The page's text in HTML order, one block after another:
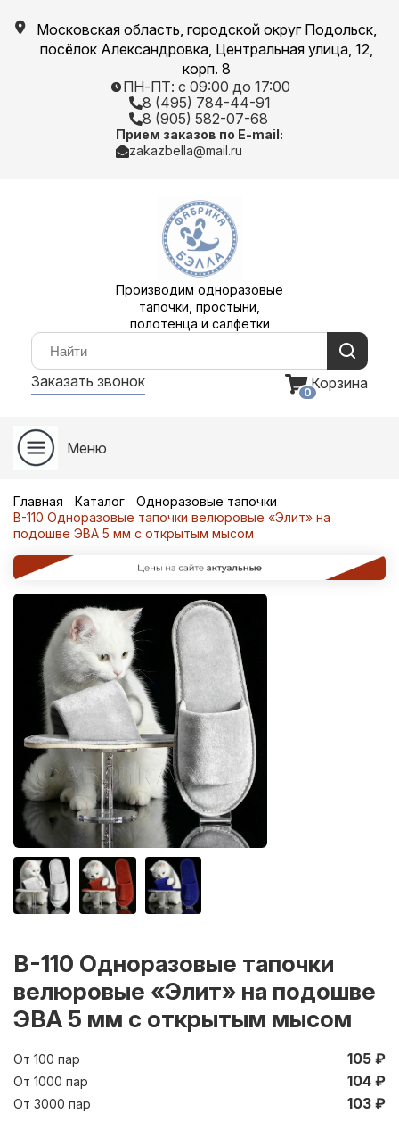
Московская область, городской округ Подольск,
посёлок Александровка, Центральная улица, 12,
корп. 8
ПН-ПТ: с 09:00 до 17:00
8 (495) 784-44-91
8 (905) 582-07-68
Прием заказов по E-mail:
zakazbella@mail.ru
Производим одноразовые
тапочки, простыни,
полотенца и салфетки
Заказать звонок Корзина
0
Меню
Главная Каталог
Одноразовые тапочки
В-110 Одноразовые тапочки велюровые «Элит» на
подошве ЭВА 5 мм с открытым мысом
В-110 Одноразовые тапочки
велюровые «Элит» на подошве
ЭВА 5 мм с открытым мысом
От 100 пар 105 ₽
От 1000 пар 104 ₽
От 3000 пар 103 ₽